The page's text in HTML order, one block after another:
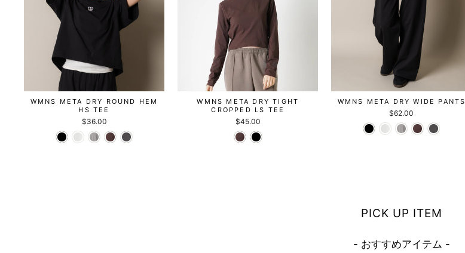
WMNS META DRY ROUND HEM
HS TEE
$36.00
WMNS META DRY TIGHT
CROPPED LS TEE
$45.00
WMNS META DRY WIDE PANTS
$62.00
PICK UP ITEM
- おすすめアイテム -